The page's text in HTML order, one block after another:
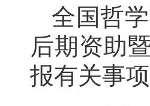
全国哲
后期资助
报有关事